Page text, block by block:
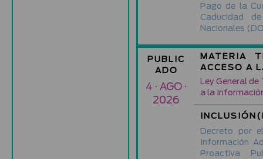
Pago de la
Caducidad
Nacionales
PUBLIC
ADO
MATERIA
ACCESO A
4 · AGO ·
2026
Ley General
a la
Decreto por
Información
Proactiva